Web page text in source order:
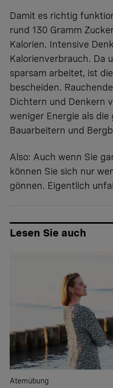
Damit es richtig
rund 130 Gramm
Kalorien. Intensive
Kalorienverbrauch. Da
sparsam arbeitet, ist
bescheiden.
Dichtern und Denkern
weniger Energie als
Bauarbeitern und
Also: Auch wenn Sie
können Sie sich nur
gönnen. Eigentlich
Lesen Sie auch
Atemübung